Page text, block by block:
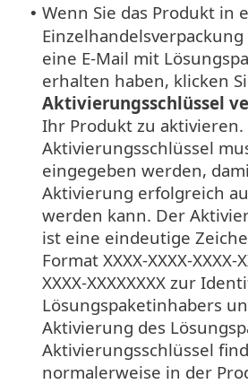
• Wenn Sie das Produkt in
eine E-Mail mit
erhalten haben, klicken
Aktivierungsschlüssel
Ihr Produkt zu aktivieren.
Aktivierungsschlüssel
eingegeben werden,
Aktivierung erfolgreich
werden kann. Der
ist eine eindeutige
Format XXXX-XXXX-XXXX-
XXXX-XXXXXXXX zur
Lösungspaketinhabers
Aktivierung des
Aktivierungsschlüssel
normalerweise in der